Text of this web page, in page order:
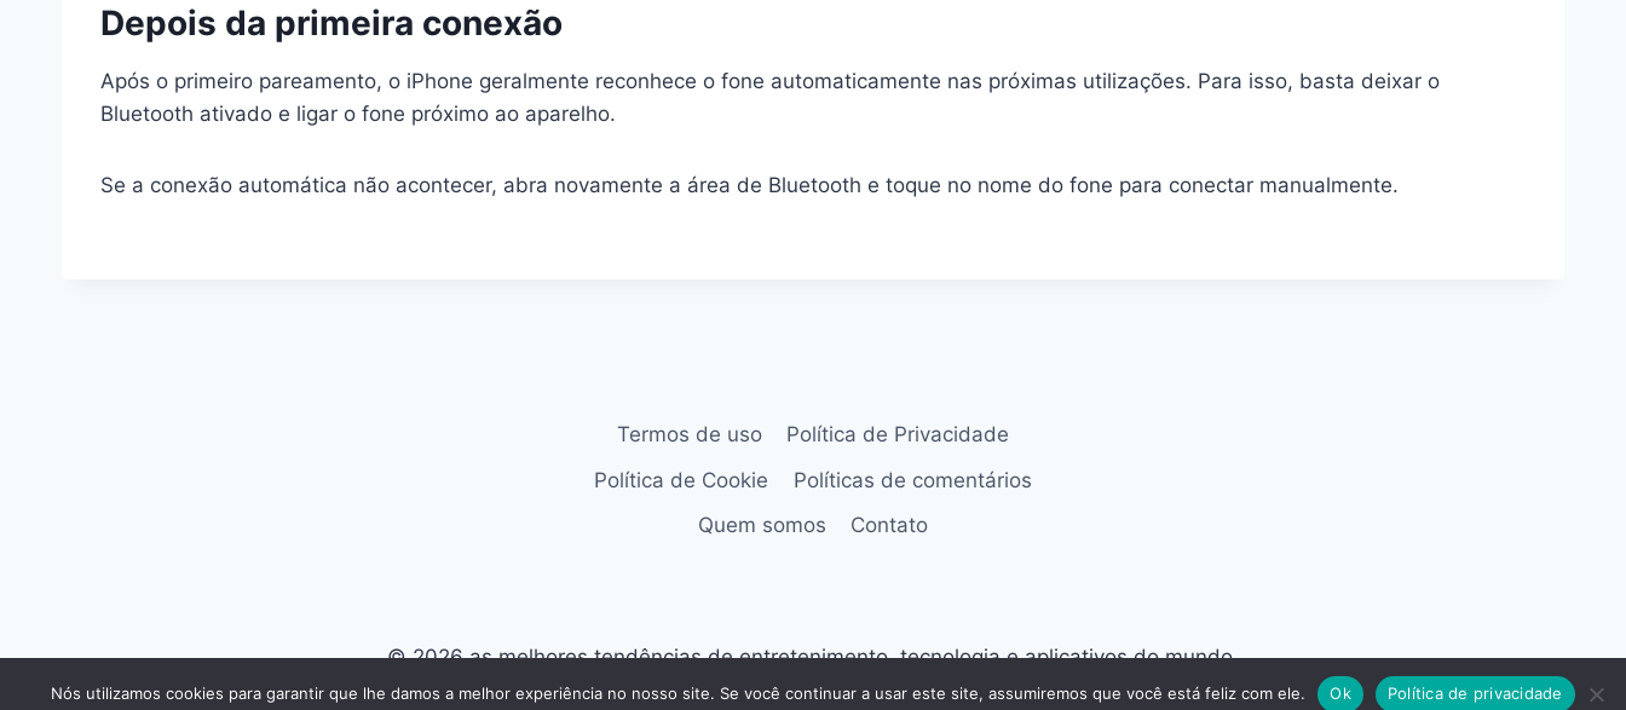
Depois da primeira conexão
Após o primeiro pareamento, o iPhone geralmente reconhece o fone automaticamente nas próximas utilizações. Para isso, basta deixar o
Bluetooth ativado e ligar o fone próximo ao aparelho.
Se a conexão automática não acontecer, abra novamente a área de Bluetooth e toque no nome do fone para conectar manualmente.
Termos de uso
Política de Privacidade
Política de Cookie
Políticas de comentários
Quem somos
Contato
© 2026 as melhores tendências de entretenimento, tecnologia e aplicativos do mundo.
Nós utilizamos cookies para garantir que lhe damos a melhor experiência no nosso site. Se você continuar a usar este site, assumiremos que você está feliz com ele. Ok Política de privacidade